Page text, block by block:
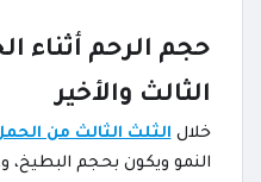
حجم الرحم أثناء
الثالث والأخير
خلال الثلث الثالث من
النمو ويكون بحجم البطيخ،